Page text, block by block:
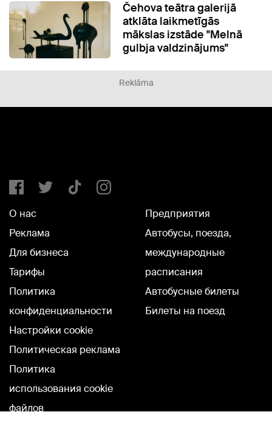
Čehova teātra galerijā
atklāta laikmetīgās
mākslas izstāde "Melnā
gulbja valdzinājums"
Reklāma
О нас
Реклама
Для бизнеса
Тарифы
Политика
конфиденциальности
Настройки cookie
Политическая реклама
Политика
использования cookie
файлов
Предприятия
Автобусы, поезда,
международные
расписания
Автобусные билеты
Билеты на поезд